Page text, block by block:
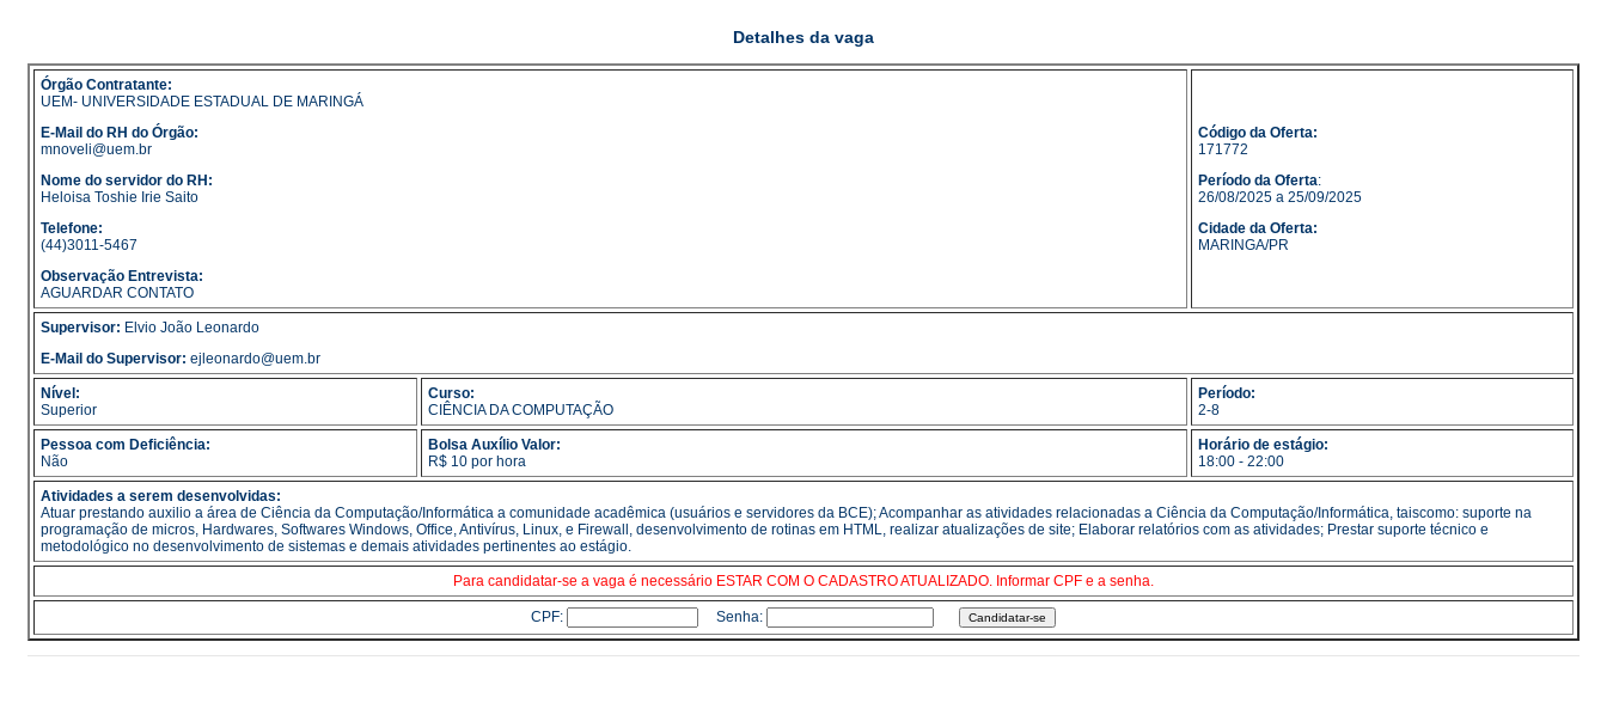
Detalhes da vaga
Órgão Contratante:
UEM- UNIVERSIDADE ESTADUAL DE MARINGÁ
E-Mail do RH do Órgão:
mnoveli@uem.br
Nome do servidor do RH:
Heloisa Toshie Irie Saito
Telefone:
(44)3011-5467
Observação Entrevista:
AGUARDAR CONTATO
Código da Oferta:
171772
Período da Oferta:
26/08/2025 a 25/09/2025
Cidade da Oferta:
MARINGA/PR
Supervisor: Elvio João Leonardo
E-Mail do Supervisor: ejleonardo@uem.br
Nível:
Superior
Curso:
CIÊNCIA DA COMPUTAÇÃO
Período:
2-8
Pessoa com Deficiência:
Não
Bolsa Auxílio Valor:
R$ 10 por hora
Horário de estágio:
18:00 - 22:00
Atividades a serem desenvolvidas:
Atuar prestando auxilio a área de Ciência da Computação/Informática a comunidade acadêmica (usuários e servidores da BCE); Acompanhar as atividades relacionadas a Ciência da Computação/Informática, taiscomo: suporte na
programação de micros, Hardwares, Softwares Windows, Office, Antivírus, Linux, e Firewall, desenvolvimento de rotinas em HTML, realizar atualizações de site; Elaborar relatórios com as atividades; Prestar suporte técnico e
metodológico no desenvolvimento de sistemas e demais atividades pertinentes ao estágio.
Para candidatar-se a vaga é necessário ESTAR COM O CADASTRO ATUALIZADO. Informar CPF e a senha.
CPF: Senha: